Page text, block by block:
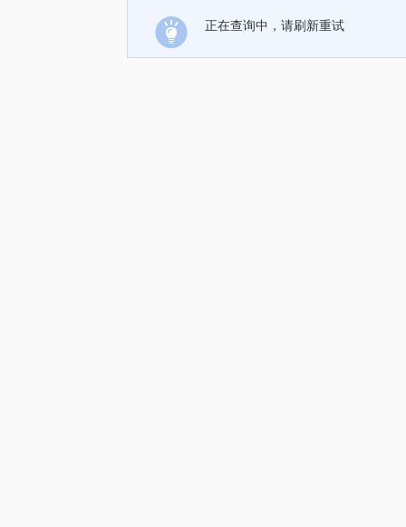
正在查询中，请刷新重试